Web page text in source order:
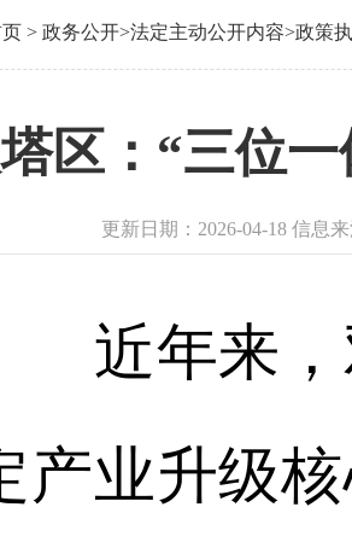
> 政务公开>法定主动公开内容>政策
区：“三位
更新日期：2026-04-18 信息
近年来，
产业升级